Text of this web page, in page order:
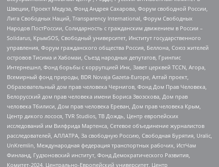
Швеции, Проект Медуза, Фонд Андрея Сахарова, Форум свободной России,
Лига Свободных Наций, Transparеncy International, Форум Свободных
Народов ПостРоссии, Солидарность с гражданским движением в России –
Solidarus, КрымSOS, Свободный университет, Институт государственного
управления, Форум гражданского общества Россия, Беллона, Союз жителей
островов Тисима и Хабомаи, Съезд народных депутатов, Гринпис
Интернешнл, Фонд борьбы с коррупцией Инк, Завет церквей TCCN, Агора,
Всемирный фонд природы, BDR Novaja Gazeta-Europe, Алтай проект,
Образовательный дом прав человека Чернигов, Фонд Дом Прав Человека,
Белорусский дом прав человека имени Бориса Звозскова, Дом прав
человека Тбилиси, Дом прав человека Ереван, Дом прав человека Крым,
Центр дикого лосося, TVR Studios, ТВ Дождь, Центр европейских
исследований им Вилфрида Мартенса, Сетевое объединение журналистов
расследователей, АЛЛАТРА, За свободную Россию, Свободная Бурятия, Uralic,
UnKremlin, Международная федерация транспортных рабочих, ИстЧам
Финланд, Гудзоновский институт, Фонд Демократического Развития,
Комитет-2024, Центрально-Европейский университет, Центр